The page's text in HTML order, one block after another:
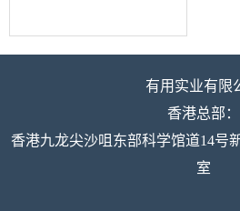
有用实业有限
香港总部：
香港九龙尖沙咀东部科学馆道14号
室